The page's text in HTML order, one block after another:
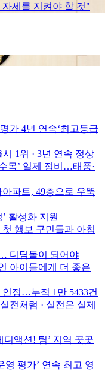
세를 지켜야 할 것"
가 4년 연속‘최고등급
1위 · 3년 연속 정상
목’ 일제 정비…태풍·
파트, 49층으로 우뚝
활성화 지원
행보 구민들과 아침
디딤돌이 되어야
아이들에게 더 좋은
정…누적 1만 5433건
전처럼 · 실전은 실제
디액션! 팀’ 지역 곳곳
영 평가’ 연속 최고 영